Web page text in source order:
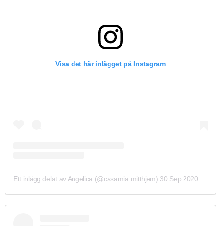
Visa det här inlägget på Instagram
Ett inlägg delat av Angelica (@casamia.mitthjem) 30 Sep 2020 kl. 2:43 PDT